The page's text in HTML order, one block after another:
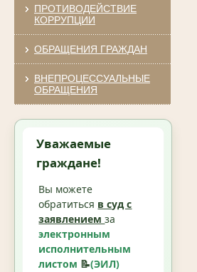
ПРОТИВОДЕЙСТВИЕ
КОРРУПЦИИ
ОБРАЩЕНИЯ ГРАЖДАН
ВНЕПРОЦЕССУАЛЬНЫЕ
ОБРАЩЕНИЯ
Уважаемые
граждане!
Вы можете
обратиться в суд с
заявлениемза
электронным
исполнительным
листом 📝(ЭИЛ)